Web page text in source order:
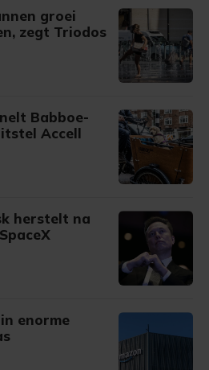
groei
zegt Triodos
Babboe-
Accell
herstelt na
enorme